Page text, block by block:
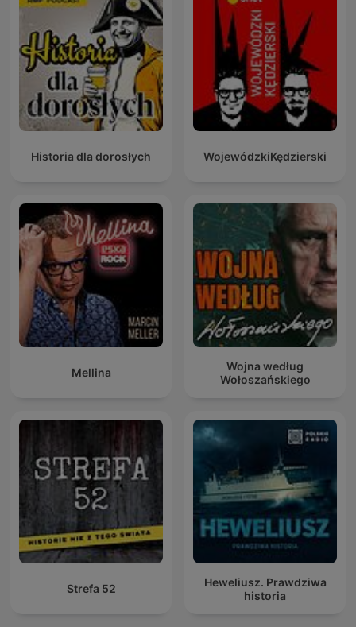
Historia dla dorosłych WojewódzkiKędzierski
Mellina
Wojna według
Wołoszańskiego
Strefa 52
Heweliusz. Prawdziwa
historia